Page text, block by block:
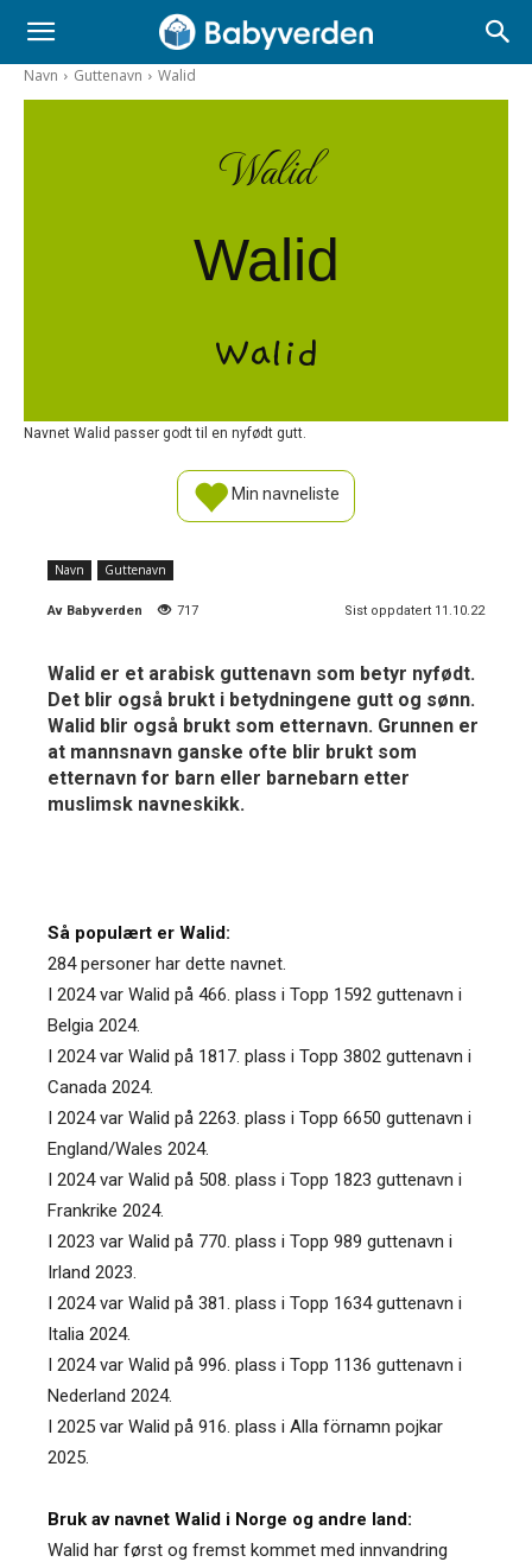
Navn Guttenavn Walid
Walid
Walid
Walid
Navnet Walid passer godt til en nyfødt gutt.
Min navneliste
Navn Guttenavn
Av Babyverden 717 Sist oppdatert 11.10.22
Walid er et arabisk guttenavn som betyr nyfødt.
Det blir også brukt i betydningene gutt og sønn.
Walid blir også brukt som etternavn. Grunnen er
at mannsnavn ganske ofte blir brukt som
etternavn for barn eller barnebarn etter
muslimsk navneskikk.
Så populært er Walid:
284 personer har dette navnet.
I 2024 var Walid på 466. plass i Topp 1592 guttenavn i
Belgia 2024.
I 2024 var Walid på 1817. plass i Topp 3802 guttenavn i
Canada 2024.
I 2024 var Walid på 2263. plass i Topp 6650 guttenavn i
England/Wales 2024.
I 2024 var Walid på 508. plass i Topp 1823 guttenavn i
Frankrike 2024.
I 2023 var Walid på 770. plass i Topp 989 guttenavn i
Irland 2023.
I 2024 var Walid på 381. plass i Topp 1634 guttenavn i
Italia 2024.
I 2024 var Walid på 996. plass i Topp 1136 guttenavn i
Nederland 2024.
I 2025 var Walid på 916. plass i Alla förnamn pojkar
2025.
Bruk av navnet Walid i Norge og andre land:
Walid har først og fremst kommet med innvandring